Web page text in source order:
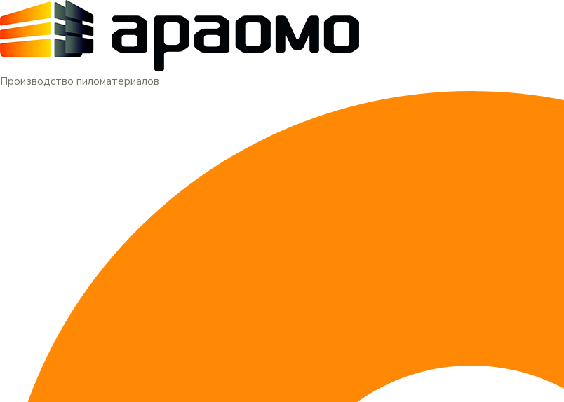
Производство пиломатериалов
Меню
Перейти
к
содержимому